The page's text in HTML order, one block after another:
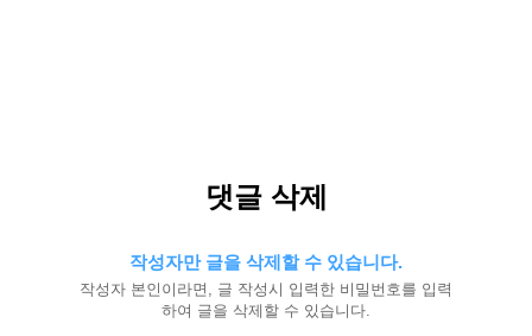
댓글 삭제
작성자만 글을 삭제할 수 있습니다.
작성자 본인이라면, 글 작성시 입력한 비밀번호를 입력
하여 글을 삭제할 수 있습니다.